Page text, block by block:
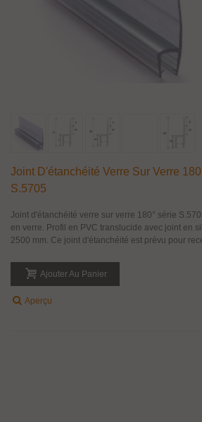
Joint D'étanchéité Verre Sur Verre
S.5705
Joint d'étanchéité verre sur verre 180° série
en verre. Profil en PVC translucide avec joint en
2500 mm. Ce joint d'étanchéité est prévu pour
Ajouter Au Panier
Aperçu